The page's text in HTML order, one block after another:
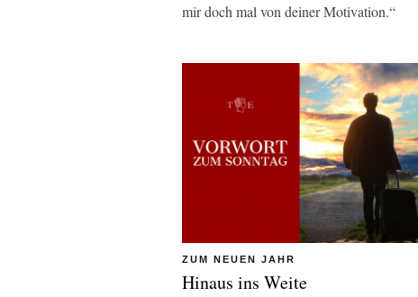
mir doch mal von deiner Motivation.“
ZUM NEUEN JAHR
Hinaus ins Weite